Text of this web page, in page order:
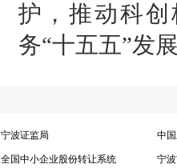
护，推动科
务“十五五”发
宁波证监局 中
全国中小企业股份转让系统 宁